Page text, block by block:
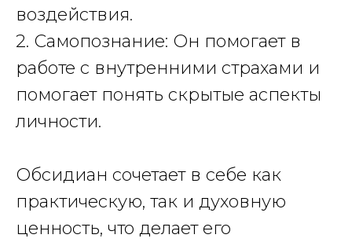
воздействия.
2. Самопознание: Он помогает в
работе с внутренними страхами и
помогает понять скрытые аспекты
личности.
Обсидиан сочетает в себе как
практическую, так и духовную
ценность, что делает его